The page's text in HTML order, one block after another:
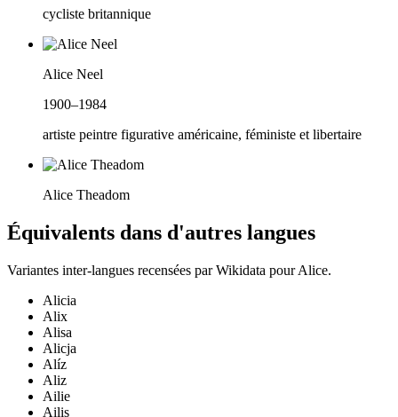
cycliste britannique
Alice Neel
1900–1984
artiste peintre figurative américaine, féministe et libertaire
Alice Theadom
Équivalents dans d'autres langues
Variantes inter-langues recensées par Wikidata pourAlice.
Alicia
Alix
Alisa
Alicja
Alíz
Aliz
Ailie
Ailis